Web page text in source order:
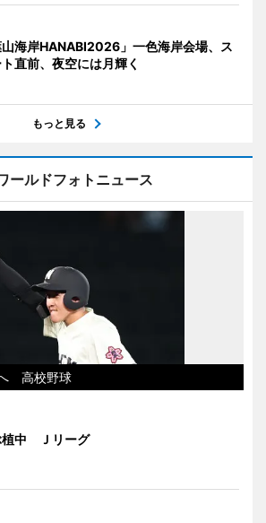
山海岸HANABI2026」一色海岸会場、ス
直前、夜空には月輝く
もっと見る
ールドフォトニュース
高校野球
植中 Ｊリーグ